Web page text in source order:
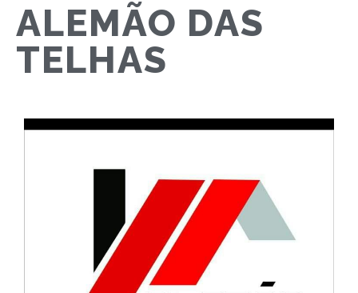
ALEMÃO DAS
TELHAS